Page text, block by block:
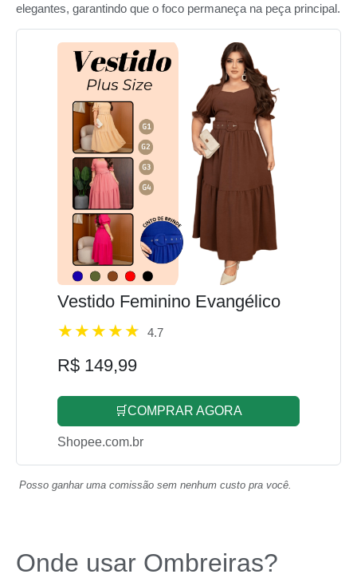
elegantes, garantindo que o foco permaneça na peça principal.
Vestido Feminino Evangélico
4.7
R$ 149,99
🛒COMPRAR AGORA
Shopee.com.br
Posso ganhar uma comissão sem nenhum custo pra você.
Onde usar Ombreiras?